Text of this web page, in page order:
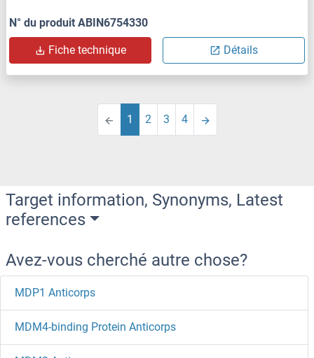
N° du produit ABIN6754330
Fiche technique Détails
1 2 3 4
Target information, Synonyms, Latest
references
Avez-vous cherché autre chose?
MDP1 Anticorps
MDM4-binding Protein Anticorps